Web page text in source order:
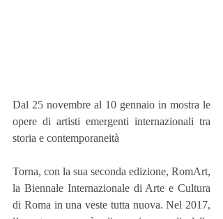
Dal 25 novembre al 10 gennaio in mostra le
opere di artisti emergenti internazionali tra
storia e contemporaneità
Torna, con la sua seconda edizione, RomArt,
la Biennale Internazionale di Arte e Cultura
di Roma in una veste tutta nuova. Nel 2017,